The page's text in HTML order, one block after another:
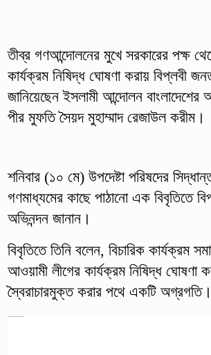
তীব্র গণআন্দোলনের মুখে সরকারের পক্ষ
কার্যক্রম নিষিদ্ধ ঘোষণা করায় বিপ্লবী
জানিয়েছেন ইসলামী আন্দোলন
পীর মুফতি সৈয়দ মুহাম্মাদ রেজাউল করীম।
শনিবার (১০ মে) উপদেষ্টা পরিষদের
গণমাধ্যমের কাছে পাঠানো এক বিবৃতিতে
অভিনন্দন জানান।
বিবৃতিতে তিনি বলেন, বিচারিক কার্যক্রম
আওয়ামী লীগের কার্যক্রম নিষিদ্ধ ঘোষণা
স্বৈরাচারমুক্ত করার পথে একটি অগ্রগতি।